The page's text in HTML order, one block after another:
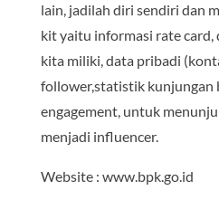
lain, jadilah diri sendiri dan
kit yaitu informasi rate card,
kita miliki, data pribadi
follower,statistik kunjungan
engagement, untuk
menjadi influencer.
Website : www.bpk.go.id